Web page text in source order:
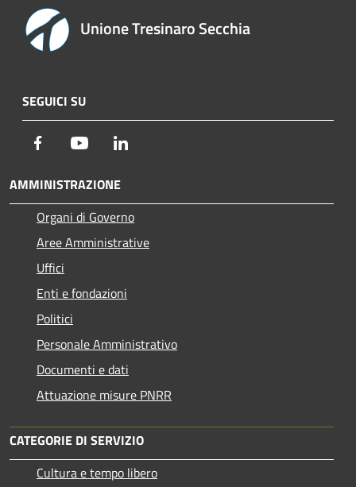
Unione Tresinaro Secchia
SEGUICI SU
Facebook Youtube
AMMINISTRAZIONE
Organi di Governo
Aree Amministrative
Uffici
Enti e fondazioni
Politici
Personale Amministrativo
Documenti e dati
Attuazione misure PNRR
CATEGORIE DI SERVIZIO
Cultura e tempo libero